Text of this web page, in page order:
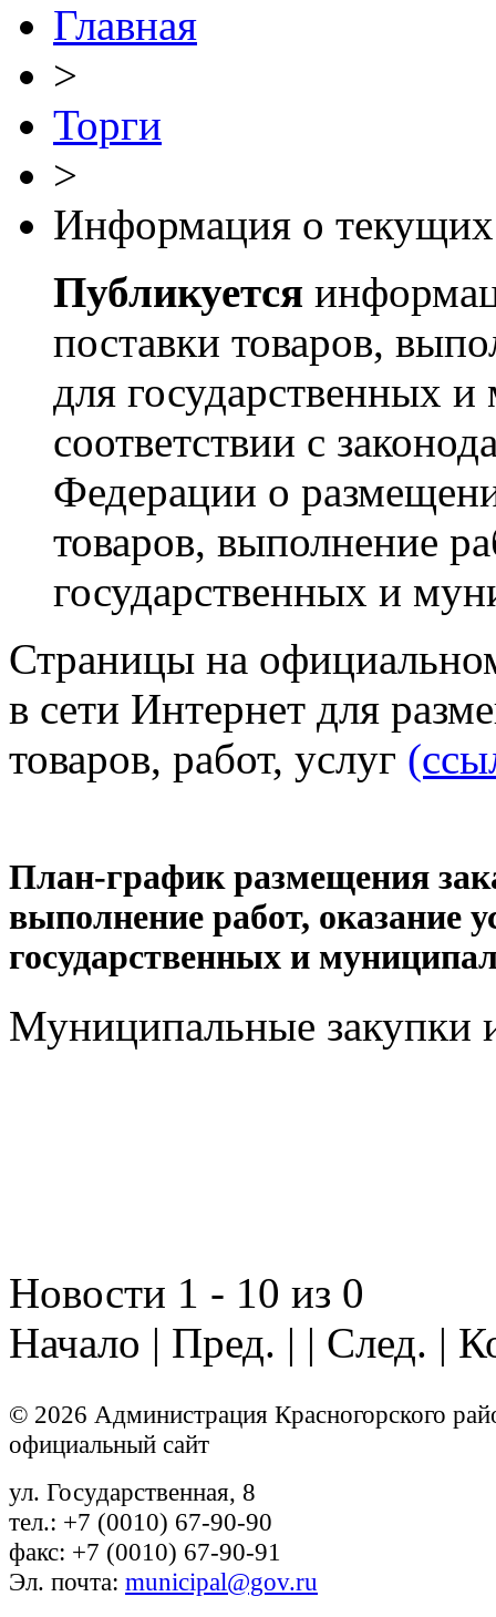
Главная
>
Торги
>
Информация о текущих
Публикуется
поставки товаров,
для государственных
соответствии с
Федерации о
товаров, выполнение
государственных и
Страницы на
в сети Интернет для
товаров, работ, услуг
План-график размещения
выполнение работ, оказание
государственных и
Муниципальные закупки
Новости 1 - 10 из 0
Начало | Пред. | | След. |
© 2026 Администрация Красногорского
официальный сайт
ул. Государственная, 8
тел.: +7 (0010) 67-90-90
факс: +7 (0010) 67-90-91
Эл. почта: municipal@gov.ru